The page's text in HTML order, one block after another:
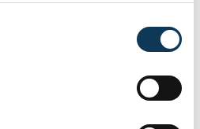
győzött a túlélés
rá a programigazgató.